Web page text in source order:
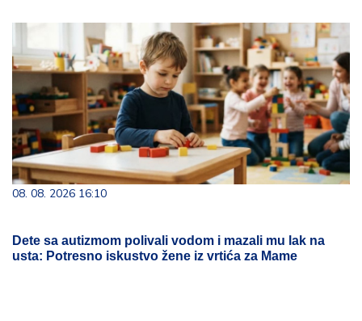
08. 08. 2026 16:10
Dete sa autizmom polivali vodom i mazali mu lak na
usta: Potresno iskustvo žene iz vrtića za Mame